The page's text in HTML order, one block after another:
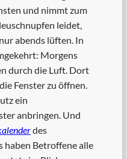
und nimmt zum
leidet,
abends lüften. In
Morgens
durch die Luft. Dort
Fenster zu öffnen.
ein
anbringen. Und
des
haben Betroffene alle